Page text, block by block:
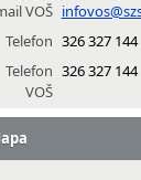
VOŠ
Telefon 326 327 144
Telefon
VOŠ
326 327 144